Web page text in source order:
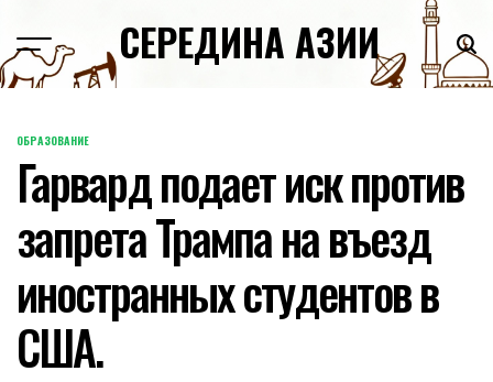
content
СЕРЕДИНА АЗИИ
POSTED
IN
ОБРАЗОВАНИЕ
Гарвард подает иск против
запрета Трампа на въезд
иностранных студентов в
США.